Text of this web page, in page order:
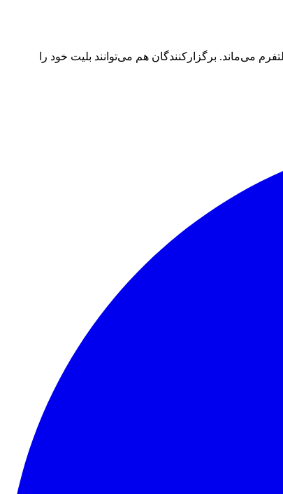
می‌ماند. برگزارکنندگان هم می‌توانند بلیت خود را